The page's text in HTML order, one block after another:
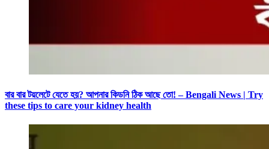
বার বার টয়লেটে যেতে হয়? আপনার কিডনি ঠিক আছে তো! – Bengali News | Try
these tips to care your kidney health